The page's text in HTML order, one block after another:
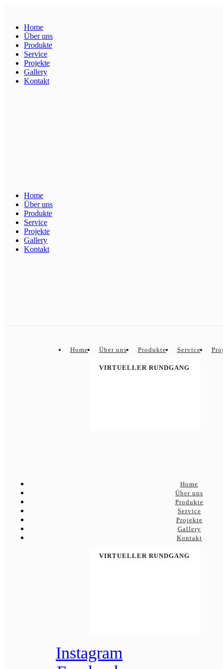
Home
Über uns
Produkte
Service
Projekte
Gallery
Kontakt
Home
Über uns
Produkte
Service
Projekte
Gallery
Kontakt
Home Über uns Produkte Service
VIRTUELLER RUNDGANG
Home
Über uns
Produkte
Service
Projekte
Gallery
Kontakt
VIRTUELLER RUNDGANG
Instagram